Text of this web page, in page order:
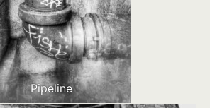
Pipeline